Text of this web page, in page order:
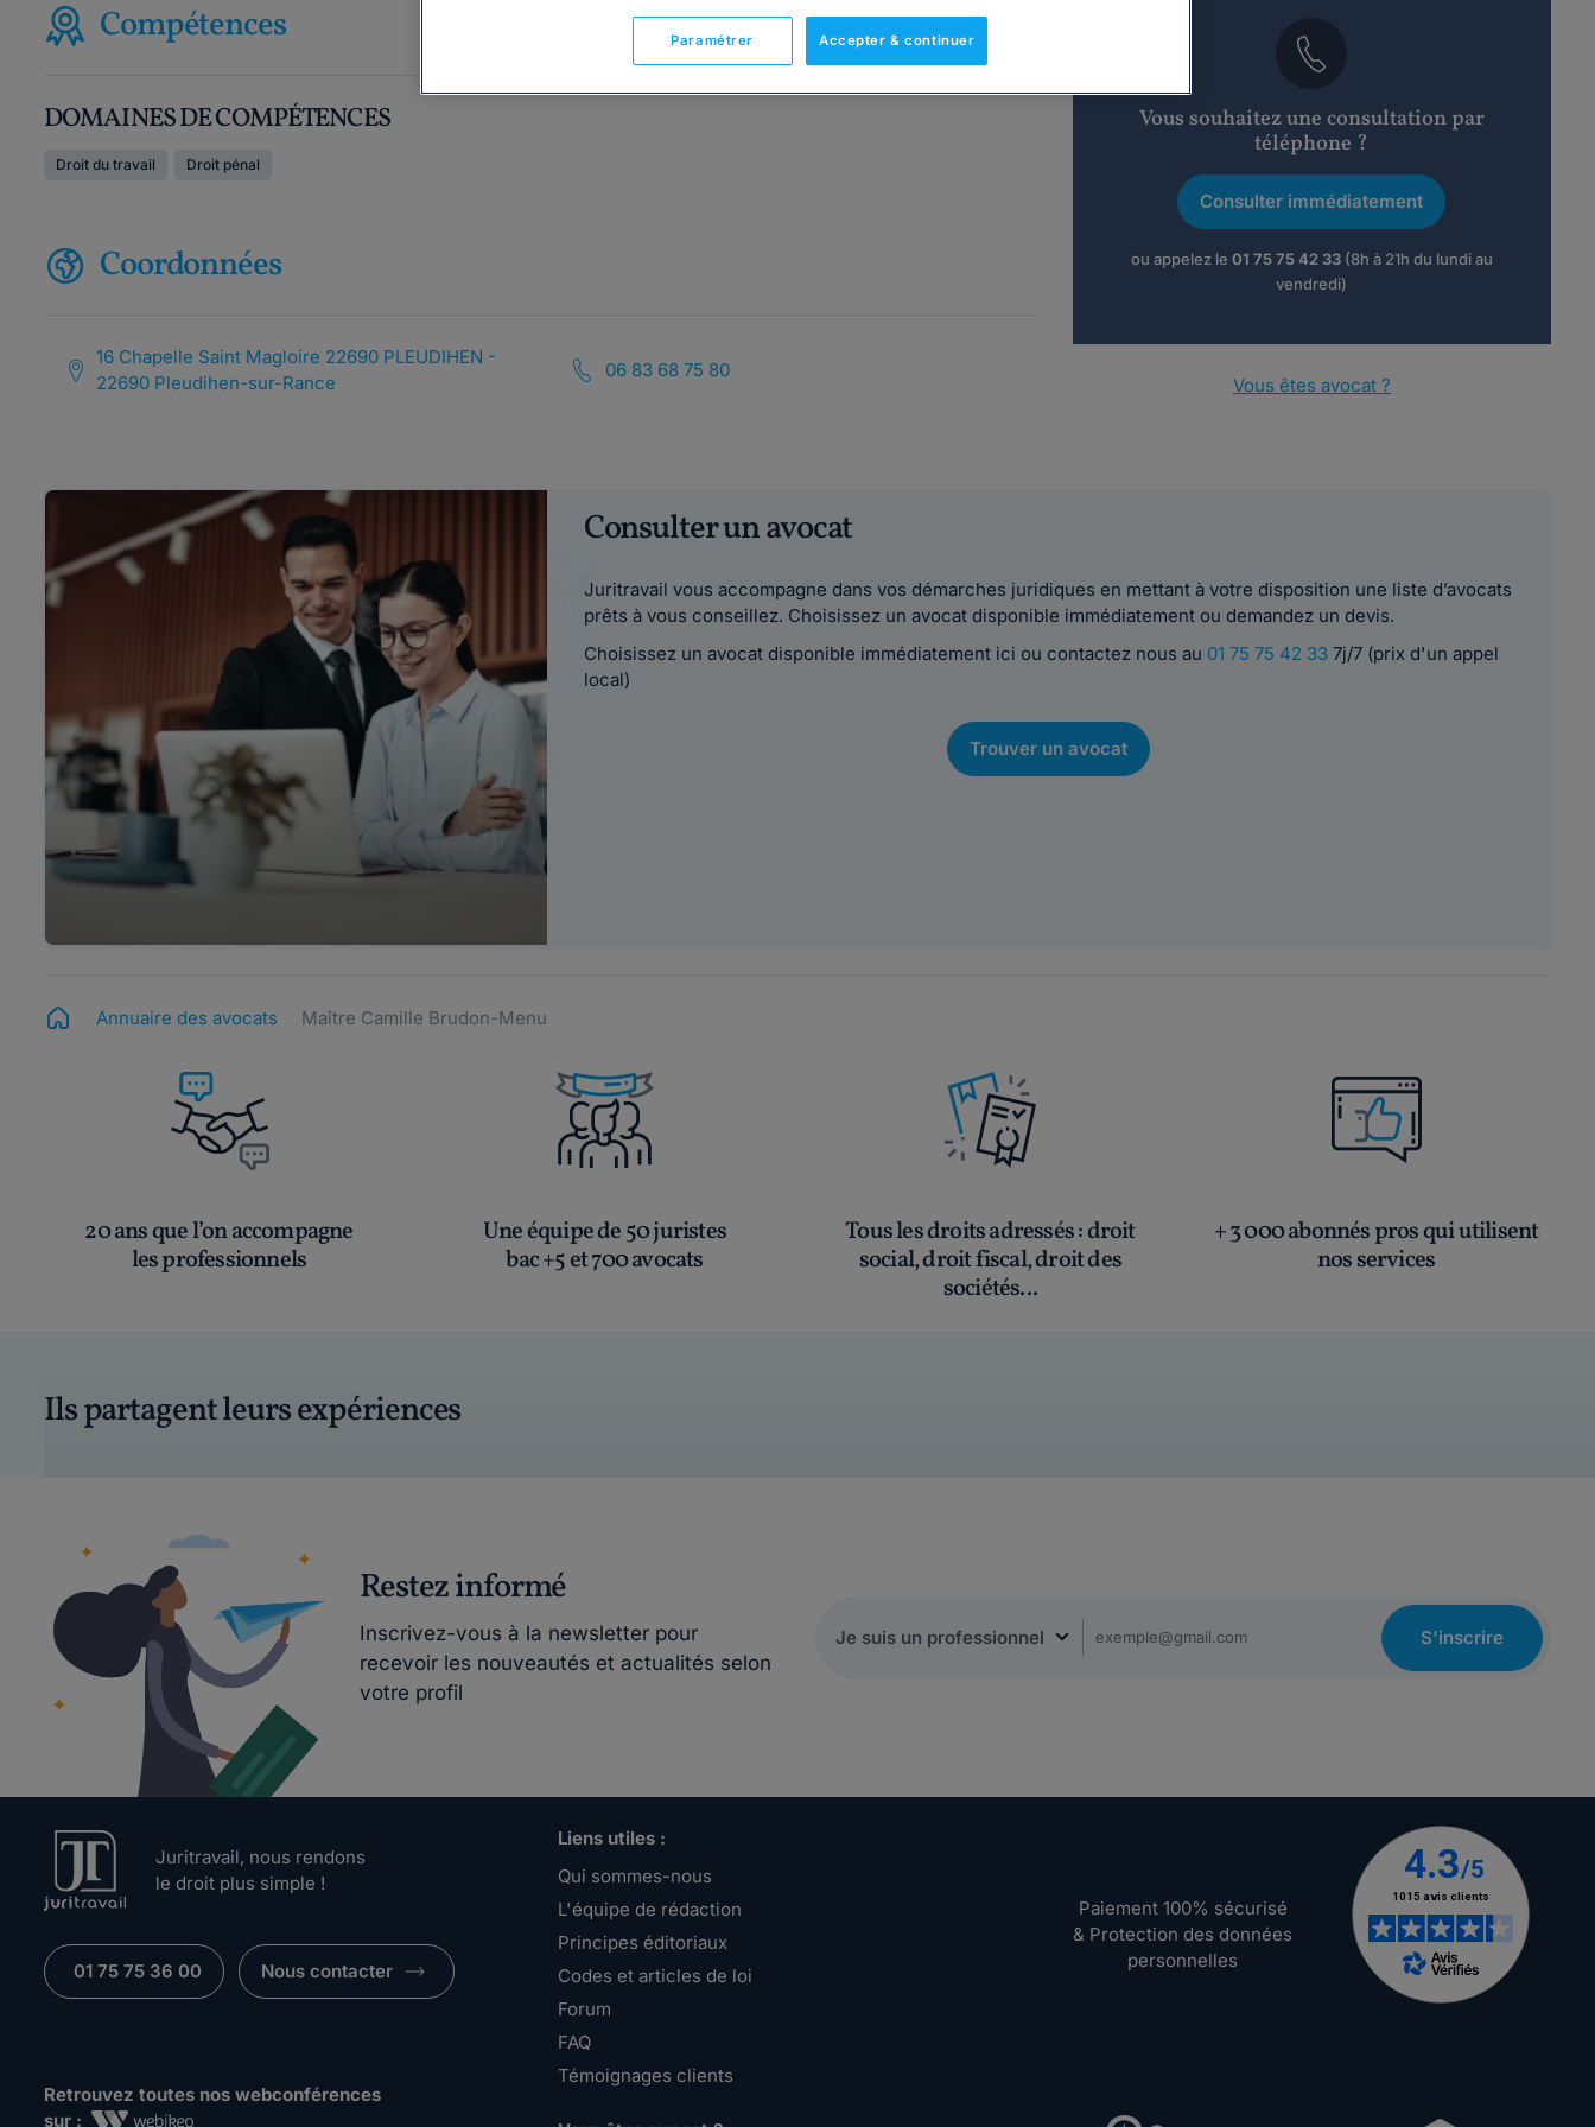
Compétences
DOMAINES DE COMPÉTENCES
Droit du travail Droit pénal
Coordonnées
16 Chapelle Saint Magloire 22690 PLEUDIHEN -
22690 Pleudihen-sur-Rance
06 83 68 75 80
Vous souhaitez une consultation par
téléphone ?
Consulter immédiatement
ou appelez le 01 75 75 42 33(8h à 21h du lundi au
vendredi)
Vous êtes avocat ?
Consulter un avocat
Juritravail vous accompagne dans vos démarches juridiques en mettant à votre disposition une liste d’avocats
prêts à vous conseillez. Choisissez un avocat disponible immédiatement ou demandez un devis.
Choisissez un avocat disponible immédiatement ici ou contactez nous au 01 75 75 42 337j/7 (prix d'un appel
local)
Trouver un avocat
Annuaire des avocats Maître Camille Brudon-Menu
20 ans que l’on accompagne
les professionnels
Une équipe de 50 juristes
bac +5 et 700 avocats
Tous les droits adressés: droit
social, droit fiscal, droit des
sociétés...
+ 3 000 abonnés pros qui utilisent
nos services
Ils partagent leurs expériences
Restez informé
Inscrivez-vous à la newsletter pour
recevoir les nouveautés et actualités selon
votre profil
S'inscrire
Juritravail, nous rendons
le droit plus simple !
01 75 75 36 00 Nous contacter
Retrouvez toutes nos webconférences
sur :
Liens utiles :
Qui sommes-nous
L'équipe de rédaction
Principes éditoriaux
Codes et articles de loi
Forum
FAQ
Témoignages clients
Paiement 100% sécurisé
& Protection des données
personnelles
Accepter & continuer
Paramétrer